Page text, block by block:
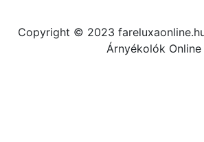
Copyright © 2023
Árnyékolók Online